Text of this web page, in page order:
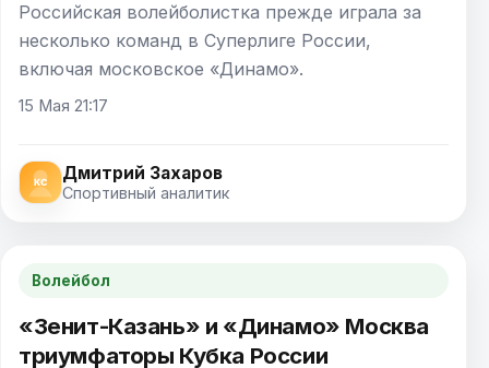
Российская волейболистка прежде играла за
несколько команд в Суперлиге России,
включая московское «Динамо».
15 Мая 21:17
Дмитрий Захаров
Спортивный аналитик
Волейбол
«Зенит-Казань» и «Динамо» Москва
триумфаторы Кубка России